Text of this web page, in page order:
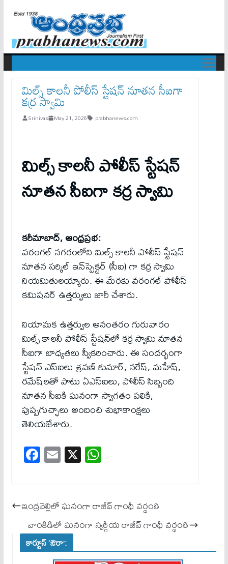
మిల్స్ కాలనీ పోలీస్ స్టేషన్ నూతన సీఐగా
కర్ర స్వామి
Srinivas May 21, 2026 prabhanews.com
మిల్స్ కాలనీ పోలీస్ స్టేషన్
నూతన సీఐగా కర్ర స్వామి
కరీమాబాద్, ఆంధ్రప్రభ:
వరంగల్ నగరంలోని మిల్స్ కాలనీ పోలీస్ స్టేషన్
నూతన సర్కిల్ ఇన్‌స్పెక్టర్ (సీఐ) గా కర్ర స్వామి
నియమితులయ్యారు. ఈ మేరకు వరంగల్ పోలీస్
కమిషనర్ ఉత్తర్వులు జారీ చేశారు.
నియామక ఉత్తర్వుల అనంతరం గురువారం
మిల్స్ కాలనీ పోలీస్ స్టేషన్‌లో కర్ర స్వామి నూతన
సీఐగా బాధ్యతలు స్వీకరించారు. ఈ సందర్భంగా
స్టేషన్ ఎస్ఐలు శ్రవణ్ కుమార్, నరేష్, మహేష్,
రమేష్‌లతో పాటు ఏఎస్ఐలు, పోలీస్ సిబ్బంది
నూతన సీఐకి ఘనంగా స్వాగతం పలికి,
పుష్పగుచ్ఛాలు అందించి శుభాకాంక్షలు
తెలియజేశారు.
Fa
ce
ok
E
m
X W
ha
A
pp
ఇంద్రవెల్లిలో ఘనంగా రాజీవ్ గాంధీ వర్ధంతి
వాంకిడిలో ఘనంగా స్వర్గీయ రాజీవ్ గాంధీ వర్ధంతి
కార్టూన్ ‘ఔరా’: